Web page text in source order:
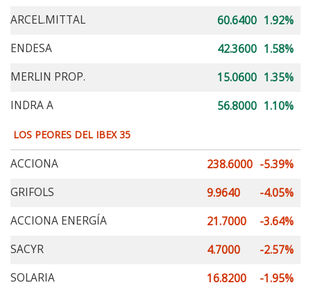
ARCEL.MITTAL
60.6400 1.92%
ENDESA
42.3600 1.58%
MERLIN PROP.
15.0600 1.35%
INDRA A
56.8000 1.10%
LOS PEORES DEL IBEX 35
ACCIONA 238.6000 -5.39%
GRIFOLS
9.9640
-4.05%
ACCIONA ENERGÍA
21.7000
-3.64%
SACYR
4.7000
-2.57%
SOLARIA
16.8200 -1.95%